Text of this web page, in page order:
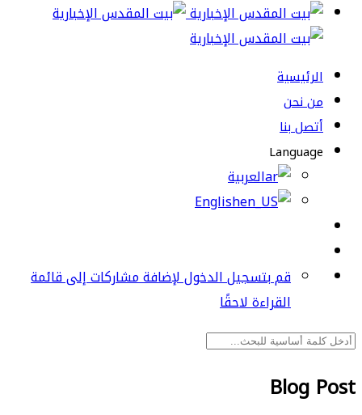
الرئيسية
من نحن
أتصل بنا
Language
العربية
English
قم بتسجيل الدخول لإضافة مشاركات إلى قائمة
القراءة لاحقًا
Blog Post